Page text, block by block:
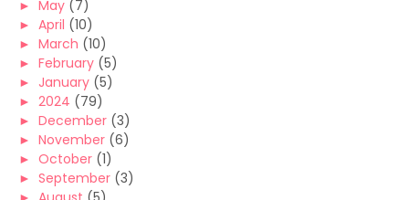
► May (7)
► April (10)
► March (10)
► February (5)
► January (5)
► 2024 (79)
► December (3)
► November (6)
► October (1)
► September (3)